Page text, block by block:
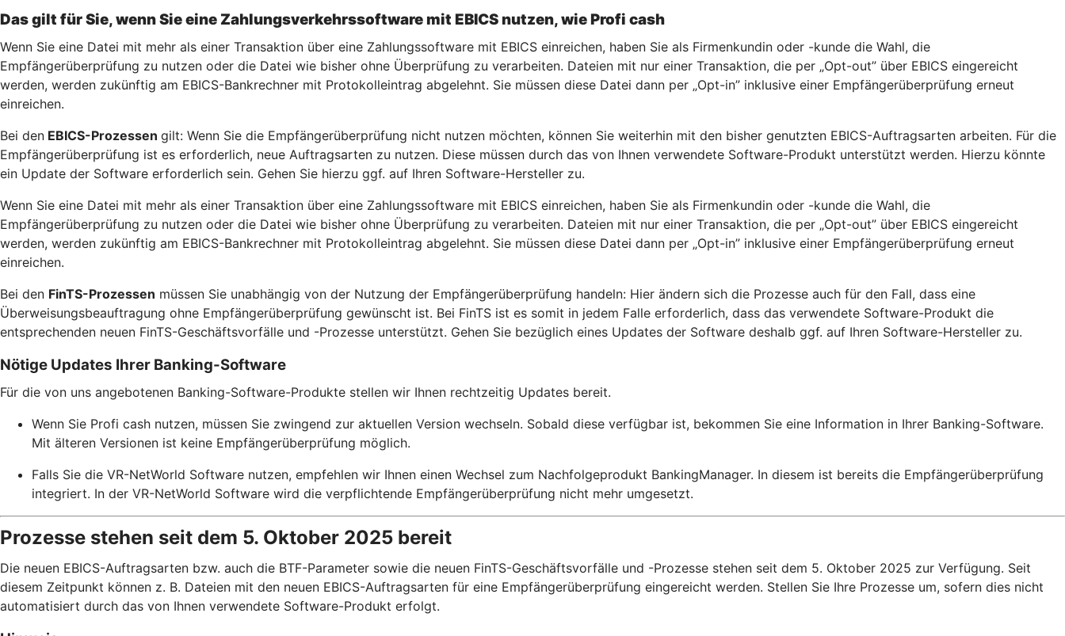
Das gilt für Sie, wenn Sie eine Zahlungsverkehrssoftware mit EBICS nutzen, wie Profi cash
Wenn Sie eine Datei mit mehr als einer Transaktion über eine Zahlungssoftware mit EBICS einreichen, haben Sie als Firmenkundin oder -kunde die Wahl, die
Empfängerüberprüfung zu nutzen oder die Datei wie bisher ohne Überprüfung zu verarbeiten. Dateien mit nur einer Transaktion, die per „Opt-out” über EBICS eingereicht
werden, werden zukünftig am EBICS-Bankrechner mit Protokolleintrag abgelehnt. Sie müssen diese Datei dann per „Opt-in” inklusive einer Empfängerüberprüfung erneut
einreichen.
Bei den EBICS-Prozessen gilt: Wenn Sie die Empfängerüberprüfung nicht nutzen möchten, können Sie weiterhin mit den bisher genutzten EBICS-Auftragsarten arbeiten. Für die
Empfängerüberprüfung ist es erforderlich, neue Auftragsarten zu nutzen. Diese müssen durch das von Ihnen verwendete Software-Produkt unterstützt werden. Hierzu könnte
ein Update der Software erforderlich sein. Gehen Sie hierzu ggf. auf Ihren Software-Hersteller zu.
Wenn Sie eine Datei mit mehr als einer Transaktion über eine Zahlungssoftware mit EBICS einreichen, haben Sie als Firmenkundin oder -kunde die Wahl, die
Empfängerüberprüfung zu nutzen oder die Datei wie bisher ohne Überprüfung zu verarbeiten. Dateien mit nur einer Transaktion, die per „Opt-out” über EBICS eingereicht
werden, werden zukünftig am EBICS-Bankrechner mit Protokolleintrag abgelehnt. Sie müssen diese Datei dann per „Opt-in” inklusive einer Empfängerüberprüfung erneut
einreichen.
Bei den FinTS-Prozessen müssen Sie unabhängig von der Nutzung der Empfängerüberprüfung handeln: Hier ändern sich die Prozesse auch für den Fall, dass eine
Überweisungsbeauftragung ohne Empfängerüberprüfung gewünscht ist. Bei FinTS ist es somit in jedem Falle erforderlich, dass das verwendete Software-Produkt die
entsprechenden neuen FinTS-Geschäftsvorfälle und -Prozesse unterstützt. Gehen Sie bezüglich eines Updates der Software deshalb ggf. auf Ihren Software-Hersteller zu.
Nötige Updates Ihrer Banking-Software
Für die von uns angebotenen Banking-Software-Produkte stellen wir Ihnen rechtzeitig Updates bereit.
Wenn Sie Profi cash nutzen, müssen Sie zwingend zur aktuellen Version wechseln. Sobald diese verfügbar ist, bekommen Sie eine Information in Ihrer Banking-Software.
Mit älteren Versionen ist keine Empfängerüberprüfung möglich.
Falls Sie die VR-NetWorld Software nutzen, empfehlen wir Ihnen einen Wechsel zum Nachfolgeprodukt BankingManager. In diesem ist bereits die Empfängerüberprüfung
integriert. In der VR-NetWorld Software wird die verpflichtende Empfängerüberprüfung nicht mehr umgesetzt.
Prozesse stehen seit dem 5. Oktober 2025 bereit
Die neuen EBICS-Auftragsarten bzw. auch die BTF-Parameter sowie die neuen FinTS-Geschäftsvorfälle und -Prozesse stehen seit dem 5. Oktober 2025 zur Verfügung. Seit
diesem Zeitpunkt können z. B. Dateien mit den neuen EBICS-Auftragsarten für eine Empfängerüberprüfung eingereicht werden. Stellen Sie Ihre Prozesse um, sofern dies nicht
automatisiert durch das von Ihnen verwendete Software-Produkt erfolgt.